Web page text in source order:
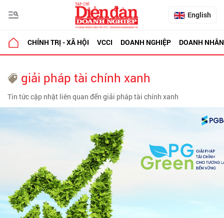
English
CHÍNH TRỊ - XÃ HỘI VCCI DOANH NGHIỆP DOANH NHÂN
giải pháp tài chính xanh
Tin tức cập nhật liên quan đến giải pháp tài chính xanh